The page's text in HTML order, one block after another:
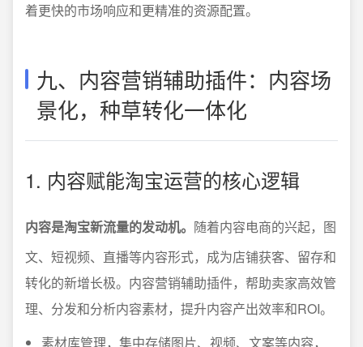
着更快的市场响应和更精准的资源配置。
九、内容营销辅助插件：内容场
景化，种草转化一体化
1. 内容赋能淘宝运营的核心逻辑
内容是淘宝新流量的发动机。 随着内容电商的兴起，图
文、短视频、直播等内容形式，成为店铺获客、留存和
转化的新增长极。内容营销辅助插件，帮助卖家高效管
理、分发和分析内容素材，提升内容产出效率和ROI。
素材库管理，集中存储图片、视频、文案等内容，